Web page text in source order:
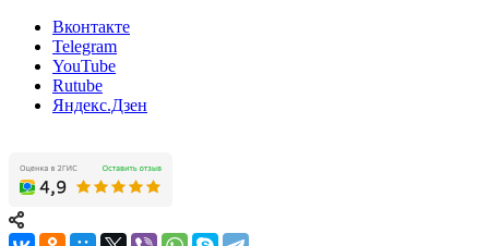
Вконтакте
Telegram
YouTube
Rutube
Яндекс.Дзен